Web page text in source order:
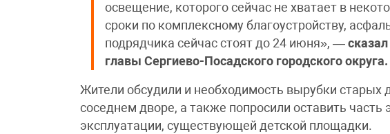
освещение, которого сейчас не хватает в
сроки по комплексному благоустройству,
подрядчика сейчас стоят до 24 июня», —
главы Сергиево-Посадского городского округа.
Жители обсудили и необходимость вырубки старых
соседнем дворе, а также попросили оставить часть
эксплуатации, существующей детской площадки.